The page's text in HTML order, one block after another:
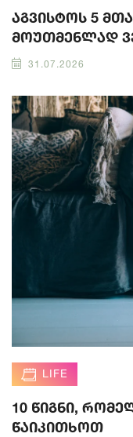
აგვისტოს 5
მოუთმენლად
31.07.2026
LIFE
10 წიგნი,
წაიკითხოთ